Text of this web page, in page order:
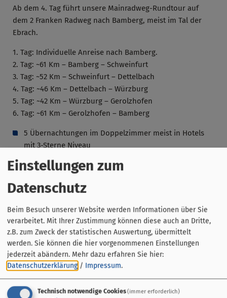
Ab dem 4. Tag führt unsere Mainradweg-Rundtour auf
dem 2 Franken Radweg nach Bamberg, meist im Tal der
Ebrach.
1. Tag: Individuelle Anreise nach Bamberg.
2. Tag: ~61 Km – Bamberg – Schweinfurt
3. Tag: ~52 Km – Schweinfurt – Dettelbach
4. Tag: ~46 Km – Dettelbach – Würzburg
5. Tag: ~42 Km – Würzburg – Gerolzhofen
6. Tag: ~61 Km – Gerolzhofen – Bamberg
5 Übernachtungen im Doppelzimmer meist in Hotels
mit 3-Sterne Niveau
täglich reichhaltiges Frühstücksbüffet
Fahrradabstellmöglichkeit vor Ort
Gepäcktransport von Hotel zu Hotel
Toureninformation und Kartenmaterial
GPX Daten der Tour zum navigieren mit Ihrem mobilen
Endgerät
Servicehotline (Ansprechpartner während der Reise
erreichbar)
Mindesteilnehmeranzahl: 2 Personen.
Termine individuell, täglich möglich.
Einstellungen zum
Datenschutz
Beim Besuch unserer Website werden Informationen über Sie
verarbeitet. Mit Ihrer Zustimmung können diese auch an Dritte,
z.B. zum Zweck der statistischen Auswertung, übermittelt
werden. Sie können die hier vorgenommenen Einstellungen
jederzeit abändern. Mehr dazu erfahren Sie hier:
Datenschutzerklärung / Impressum.
Technisch notwendige Cookies(immer erforderlich)